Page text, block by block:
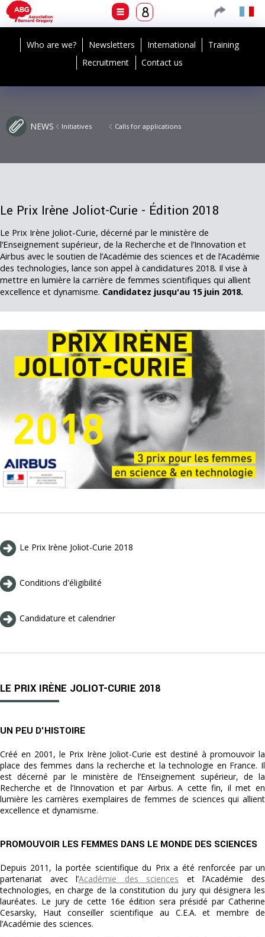
Who are we? Newsletters International
Training
Recruitment
Contact us
NEWS Initiatives Calls for applications
Le Prix Irène Joliot-Curie - Édition 2018
Le Prix Irène Joliot-Curie, décerné par le ministère de
l’Enseignement supérieur, de la Recherche et de l’Innovation et
Airbus avec le soutien de l’Académie des sciences et de l’Académie
des technologies, lance son appel à candidatures 2018. Il vise à
mettre en lumière la carrière de femmes scientifiques qui allient
excellence et dynamisme. Candidatez jusqu'au 15 juin 2018.
Le Prix Irène Joliot-Curie 2018
Conditions d'éligibilité
Candidature et calendrier
LE PRIX IRÈNE JOLIOT-CURIE 2018
UN PEU D'HISTOIRE
Créé en 2001, le Prix Irène Joliot-Curie est destiné à promouvoir la
place des femmes dans la recherche et la technologie en France. Il
est décerné par le ministère de l’Enseignement supérieur, de la
Recherche et de l’Innovation et par Airbus. A cette fin, il met en
lumière les carrières exemplaires de femmes de sciences qui allient
excellence et dynamisme.
PROMOUVOIR LES FEMMES DANS LE MONDE DES SCIENCES
Depuis 2011, la portée scientifique du Prix a été renforcée par un
partenariat avec l’Académie des sciences et l’Académie des
technologies, en charge de la constitution du jury qui désignera les
lauréates. Le jury de cette 16e édition sera présidé par Catherine
Cesarsky, Haut conseiller scientifique au C.E.A. et membre de
l’Académie des sciences.